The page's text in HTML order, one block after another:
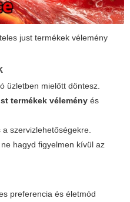
just termékek vélemény
üzletben mielőtt döntesz.
termékek vélemény és
szervizlehetőségekre.
hagyd figyelmen kívül az
preferencia és életmód